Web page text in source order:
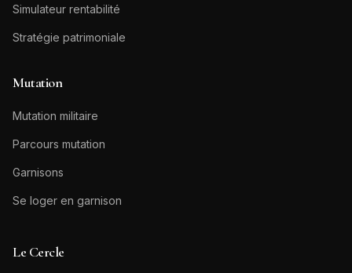
Simulateur rentabilité
Stratégie patrimoniale
Mutation
Mutation militaire
Parcours mutation
Garnisons
Se loger en garnison
Le Cercle